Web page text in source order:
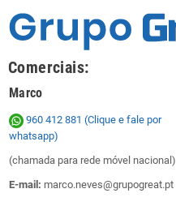
Comerciais:
Marco
960 412 881 (Clique e fale por
whatsapp)
(chamada para rede móvel nacional)
E-mail: marco.neves@grupogreat.pt